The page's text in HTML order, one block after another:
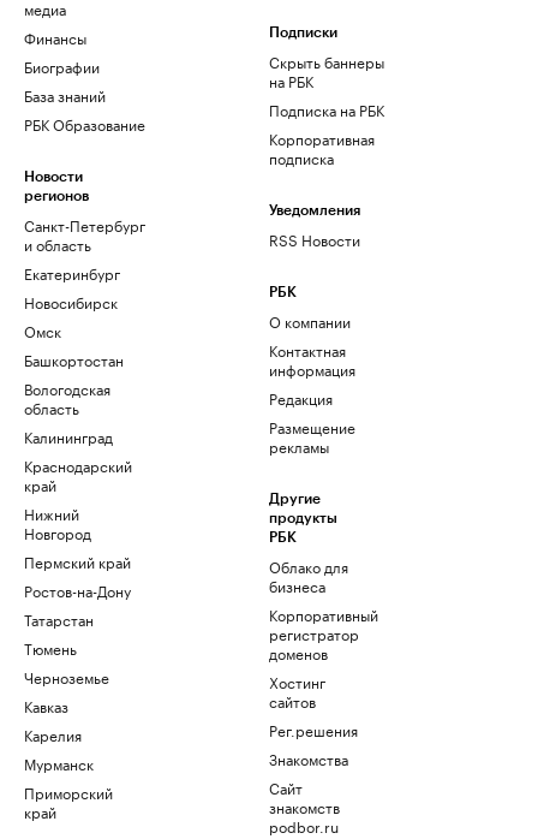
медиа
Финансы
Биографии
База знаний
РБК Образование
Новости
регионов
Санкт-Петербург
и область
Екатеринбург
Новосибирск
Омск
Башкортостан
Вологодская
область
Калининград
Краснодарский
край
Нижний
Новгород
Пермский край
Ростов-на-Дону
Татарстан
Тюмень
Черноземье
Кавказ
Карелия
Мурманск
Приморский
край
Подписки
Скрыть баннеры
на РБК
Подписка на РБК
Корпоративная
подписка
Уведомления
RSS Новости
РБК
О компании
Контактная
информация
Редакция
Размещение
рекламы
Другие
продукты
РБК
Облако для
бизнеса
Корпоративный
регистратор
доменов
Хостинг
сайтов
Рег.решения
Знакомства
Сайт
знакомств
podbor.ru